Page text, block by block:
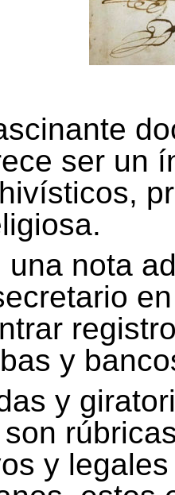
ser un
una nota
y
y
y